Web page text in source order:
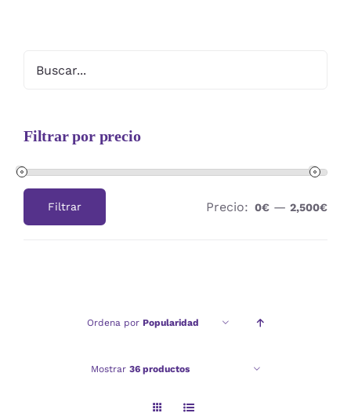
Filtrar por precio
Filtrar Precio: 0€ —2,500€
Ordena por Popularidad
Mostrar 36 productos